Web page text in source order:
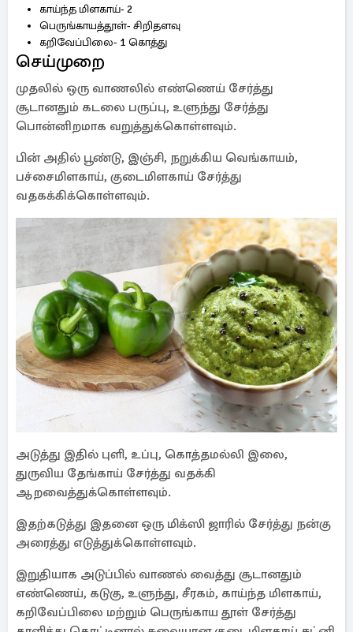
காய்ந்த மிளகாய்- 2
பெருங்காயத்தூள்- சிறிதளவு
கறிவேப்பிலை- 1 கொத்து
செய்முறை
முதலில் ஒரு வாணலில் எண்ணெய் சேர்த்து
சூடானதும் கடலை பருப்பு, உளுந்து சேர்த்து
பொன்னிறமாக வறுத்துக்கொள்ளவும்.
பின் அதில் பூண்டு, இஞ்சி, நறுக்கிய வெங்காயம்,
பச்சைமிளகாய், குடைமிளகாய் சேர்த்து
வதகக்கிக்கொள்ளவும்.
அடுத்து இதில் புளி, உப்பு, கொத்தமல்லி இலை,
துருவிய தேங்காய் சேர்த்து வதக்கி
ஆறவைத்துக்கொள்ளவும்.
இதற்கடுத்து இதனை ஒரு மிக்ஸி ஜாரில் சேர்த்து நன்கு
அரைத்து எடுத்துக்கொள்ளவும்.
இறுதியாக அடுப்பில் வாணல் வைத்து சூடானதும்
எண்ணெய், கடுகு, உளுந்து, சீரகம், காய்ந்த மிளகாய்,
கறிவேப்பிலை மற்றும் பெருங்காய தூள் சேர்த்து